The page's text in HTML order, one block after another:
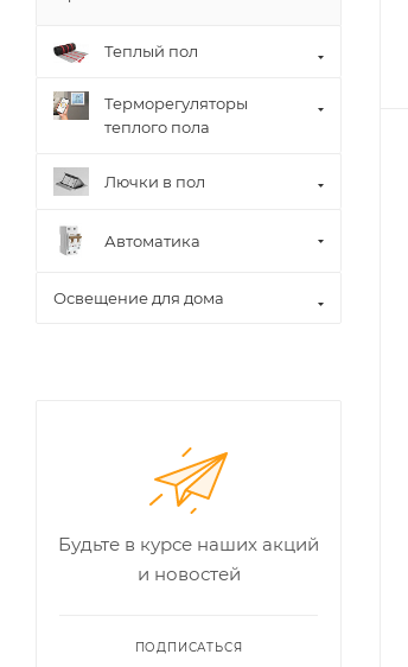
Теплый пол
Терморегуляторы
теплого пола
Лючки в пол
Автоматика
Освещение для дома
Будьте в курсе наших акций
и новостей
ПОДПИСАТЬСЯ